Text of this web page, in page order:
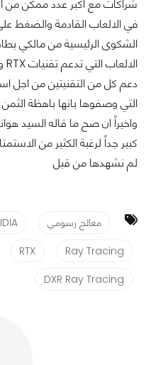
شراكات مع اكبر عدد ممكن من
في الالعاب القادمة والضغط
دعم كل من التقنيتين من اجل
التي وصفوها بانها باهظة الثمن
واخيراً ان صح ما قاله السيد
كبير جداً لرغبة الكثير من
لم نشهدها من قبل
معالج رسومي
Ray Tracing
RTX
DXR Ray Tracing